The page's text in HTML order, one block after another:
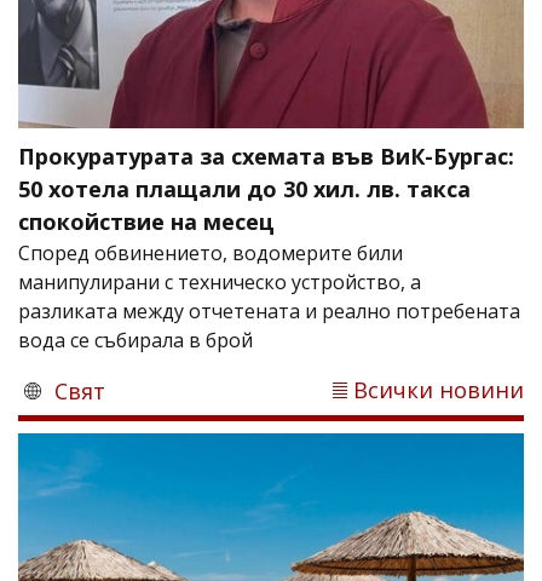
Прокуратурата за схемата във ВиК-Бургас:
50 хотела плащали до 30 хил. лв. такса
спокойствие на месец
Според обвинението, водомерите били
манипулирани с техническо устройство, а
разликата между отчетената и реално потребената
вода се събирала в брой
Свят Всички новини